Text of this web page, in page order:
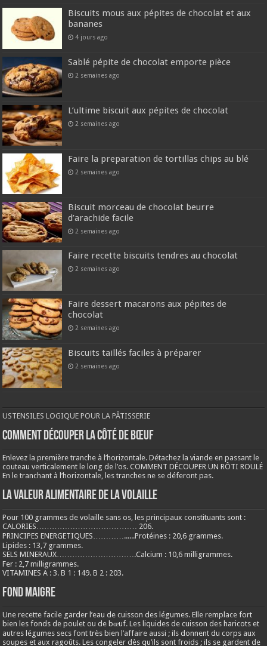
Biscuits mous aux pépites de chocolat et aux
bananes
4 jours ago
Sablé pépite de chocolat emporte pièce
2 semaines ago
L’ultime biscuit aux pépites de chocolat
2 semaines ago
Faire la preparation de tortillas chips au blé
2 semaines ago
Biscuit morceau de chocolat beurre
d’arachide facile
2 semaines ago
Faire recette biscuits tendres au chocolat
2 semaines ago
Faire dessert macarons aux pépites de
chocolat
2 semaines ago
Biscuits taillés faciles à préparer
2 semaines ago
USTENSILES LOGIQUE POUR LA PÂTISSERIE
COMMENT DÉCOUPER LA CÔTÉ DE BŒUF
Enlevez la première tranche à l’horizontale. Détachez la viande en passant le
couteau verticalement le long de l’os. COMMENT DÉCOUPER UN RÔTI ROULÉ
En le tranchant à l’horizontale, les tranches ne se déferont pas.
LA VALEUR ALIMENTAIRE DE LA VOLAILLE
Pour 100 grammes de volaille sans os, les principaux constituants sont :
CALORIES………………………………… 206.
PRINCIPES ENERGETIQUES…………......Protéines : 20,6 grammes.
Lipides : 13,7 grammes.
SELS MINERAUX………………………….Calcium : 10,6 milligrammes.
Fer : 2,7 milligrammes.
VITAMINES A : 3. B 1 : 149. B 2 : 203.
Fond maigre
Une recette facile garder l’eau de cuisson des légumes. Elle remplace fort
bien les fonds de poulet ou de bœuf. Les liquides de cuisson des haricots et
autres légumes secs font très bien l’affaire aussi ; ils donnent du corps aux
soupes et aux ragoûts. Les congeler dès qu’ils sont froids ; ils se gardent de